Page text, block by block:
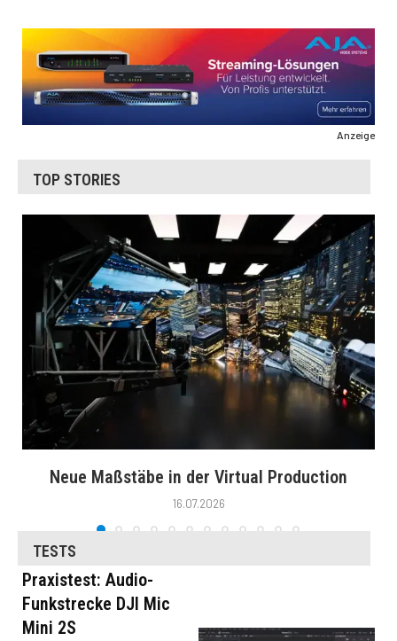
Anzeige
TOP STORIES
Neue Maßstäbe in der Virtual Production
16.07.2026
TESTS
Praxistest: Audio-
Funkstrecke DJI Mic
Mini 2S